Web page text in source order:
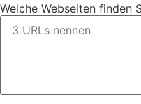
Welche Webseiten finden